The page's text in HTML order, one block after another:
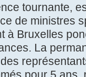
tournante,
de ministres
à Bruxelles
La
pour 5